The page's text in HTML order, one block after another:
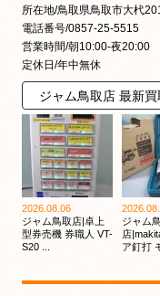
所在地/鳥取県鳥取市大杙
電話番号/0857-25-5515
営業時間/朝10:00-夜20:00
定休日/年中無休
ジャム鳥取店 最新
2026.08.06
ジャム鳥取店|卓上
型券売機 券職人 VT-
S20 ...
ジャム
店
ア釘打